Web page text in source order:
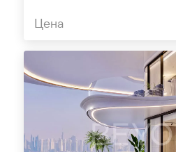
Цена